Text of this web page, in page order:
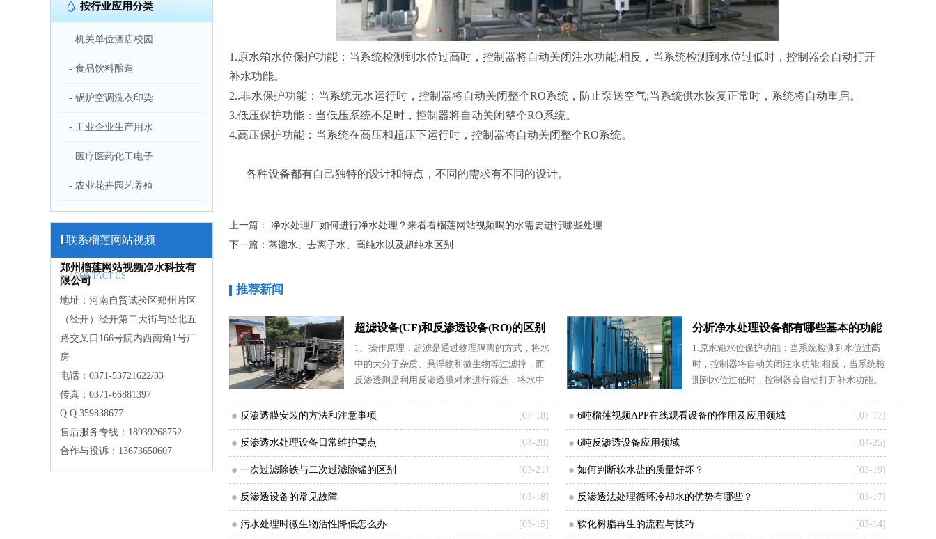
按行业应用分类
- 机关单位酒店校园
- 食品饮料酿造
- 锅炉空调洗衣印染
- 工业企业生产用水
- 医疗医药化工电子
- 农业花卉园艺养殖
联系榴莲网站视频
/ CONTACT US
郑州榴莲网站视频净水科技有
限公司
地址：河南自贸试验区郑州片区
（经开）经开第二大街与经北五
路交叉口166号院内西南角1号厂
房
电话：0371-53721622/33
传真：0371-66881397
Q Q:359838677
售后服务专线：18939268752
合作与投诉：13673650607
1.原水箱水位保护功能：当系统检测到水位过高时，控制器将自动关闭注水功能;相反，当系统检测到水位过低时，控制器会自动打开
补水功能。
2..非水保护功能：当系统无水运行时，控制器将自动关闭整个RO系统，防止泵送空气;当系统供水恢复正常时，系统将自动重启。
3.低压保护功能：当低压系统不足时，控制器将自动关闭整个RO系统。
4.高压保护功能：当系统在高压和超压下运行时，控制器将自动关闭整个RO系统。
各种设备都有自己独特的设计和特点，不同的需求有不同的设计。
上一篇： 净水处理厂如何进行净水处理？来看看榴莲网站视频喝的水需要进行哪些处理
下一篇： 蒸馏水、去离子水、高纯水以及超纯水区别
推荐新闻
超滤设备(UF)和反渗透设备(RO)的区别
1、操作原理：超滤是通过物理隔离的方式，将水
中的大分子杂质、悬浮物和微生物等过滤掉，而
反渗透则是利用反渗透膜对水进行筛选，将水中
分析净水处理设备都有哪些基本的功能
和特点和榴莲网站视频日常生活息息相
关
1.原水箱水位保护功能：当系统检测到水位过高
时，控制器将自动关闭注水功能;相反，当系统检
测到水位过低时，控制器会自动打开补水功能。
自
[07-18]
反渗透膜安装的方法和注意事项 [07-17]
6吨榴莲视频APP在线观看设备的作用及应用领域
[04-28]
反渗透水处理设备日常维护要点 [04-25]
6吨反渗透设备应用领域
[03-21]
一次过滤除铁与二次过滤除锰的区别 [03-19]
如何判断软水盐的质量好坏？
[03-18]
反渗透设备的常见故障 [03-17]
反渗透法处理循环冷却水的优势有哪些？
[03-15]
污水处理时微生物活性降低怎么办 [03-14]
软化树脂再生的流程与技巧